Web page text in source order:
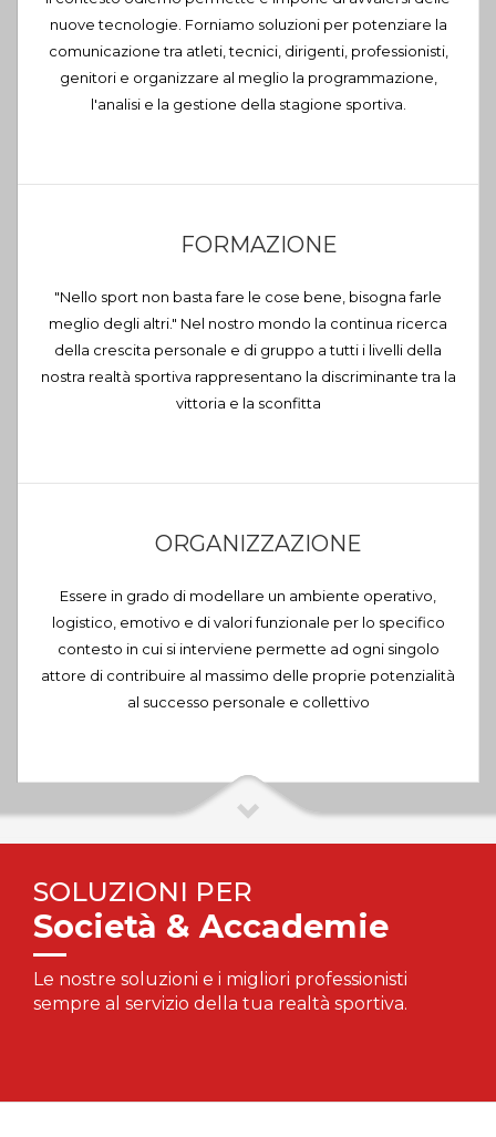
nuove tecnologie. Forniamo soluzioni per potenziare la
comunicazione tra atleti, tecnici, dirigenti, professionisti,
genitori e organizzare al meglio la programmazione,
l'analisi e la gestione della stagione sportiva.
FORMAZIONE
"Nello sport non basta fare le cose bene, bisogna farle
meglio degli altri." Nel nostro mondo la continua ricerca
della crescita personale e di gruppo a tutti i livelli della
nostra realtà sportiva rappresentano la discriminante tra la
vittoria e la sconfitta
ORGANIZZAZIONE
Essere in grado di modellare un ambiente operativo,
logistico, emotivo e di valori funzionale per lo specifico
contesto in cui si interviene permette ad ogni singolo
attore di contribuire al massimo delle proprie potenzialità
al successo personale e collettivo
SOLUZIONI PER
Società & Accademie
Le nostre soluzioni e i migliori professionisti
sempre al servizio della tua realtà sportiva.